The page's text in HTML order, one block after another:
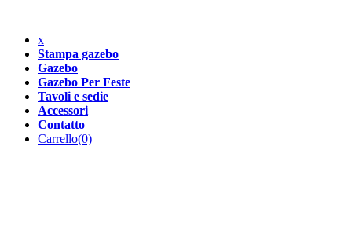
x
Stampa gazebo
Gazebo
Gazebo Per Feste
Tavoli e sedie
Accessori
Contatto
Carrello(0)